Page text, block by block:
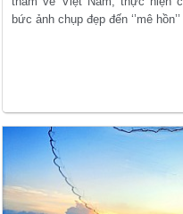
bức ảnh chụp đẹp đến ‘’mê